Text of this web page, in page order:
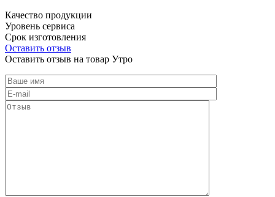
Качество продукции
Уровень сервиса
Срок изготовления
Оставить отзыв
Оставить отзыв на товар Утро